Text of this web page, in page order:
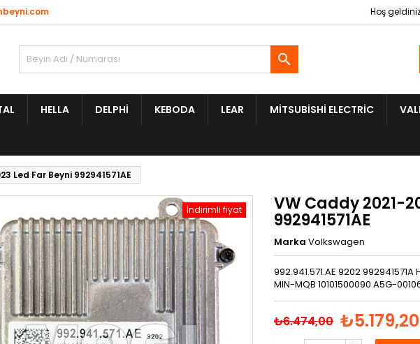
Hoş

HELLA DELPHI KEBODA LEAR MITSUBISHI ELECTRIC
Led Far Beyni 992941571AE
İndirimli fiyat VW Caddy 2021-
992941571AE
Marka Volkswagen
992.941.571.AE 9202 992941571A
MIN-MQB 10101500090 A5G-
₺6.474,00 ₺5.179,20